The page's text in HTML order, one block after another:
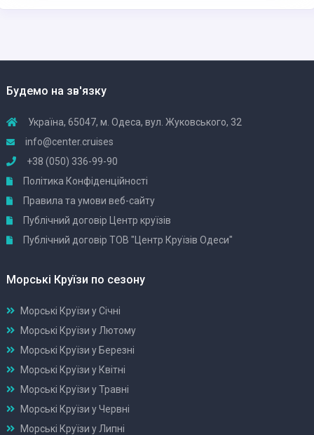
Будемо на зв'язку
Україна, 65047, м. Одеса, вул. Жуковського, 32
info@center.cruises
+38 (050) 336-99-90
Політика Конфіденційності
Правила та умови веб-сайту
Публічний договір Центр круїзів
Публічний договір ТОВ "Центр Круїзів Одеси"
Морські Круїзи по сезону
Морські Круїзи у Січні
Морські Круїзи у Лютому
Морські Круїзи у Березні
Морські Круїзи у Квітні
Морські Круїзи у Травні
Морські Круїзи у Червні
Морські Круїзи у Липні